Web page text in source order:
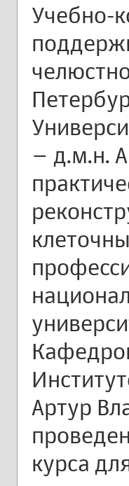
Учебно-
– д.м.н.
Артур
курса